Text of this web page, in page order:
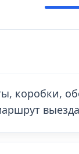
коробки,
выезда